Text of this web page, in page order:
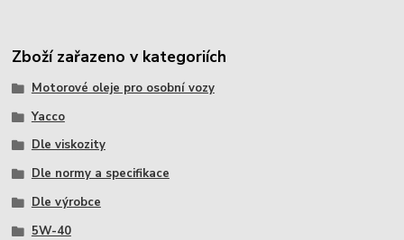
Zboží zařazeno v kategoriích
Motorové oleje pro osobní vozy
Yacco
Dle viskozity
Dle normy a specifikace
Dle výrobce
5W-40